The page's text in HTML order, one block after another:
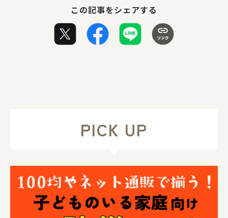
この記事をシェアする
PICK UP